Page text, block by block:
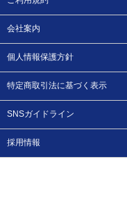
会社案内
個人情報保護方針
特定商取引法に基づく表示
SNSガイドライン
採用情報